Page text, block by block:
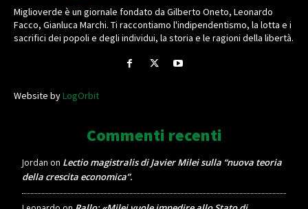
Miglioverde è un giornale fondato da Gilberto Oneto, Leonardo
Facco, Gianluca Marchi. Ti raccontiamo l'indipendentismo, la lotta e i
sacrifici dei popoli e degli individui, la storia e le ragioni della libertà.
Website byLogOrbit
Commenti recenti
Jordan on Lectio magistralis di Javier Milei sulla “nuova teoria
della crescita economica”.